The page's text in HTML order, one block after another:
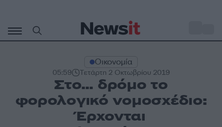
περιεχόμενο
Οικονομία
05:59 Τετάρτη 2 Οκτωβρίου 2019
Στο… δρόμο το
φορολογικό νομοσχέδιο:
Έρχονται